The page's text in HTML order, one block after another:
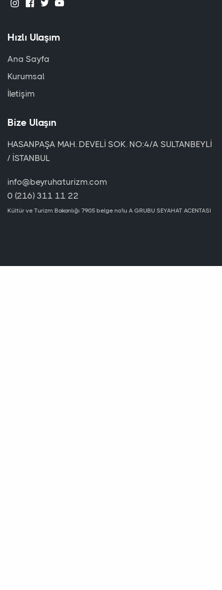
Hızlı Ulaşım
Ana Sayfa
Kurumsal
İletişim
Bize Ulaşın
HASANPAŞA MAH. DEVELİ SOK. NO:4/A SULTANBEYLİ
/ İSTANBUL
info@beyruhaturizm.com
0 (216) 311 11 22
Kültür ve Turizm Bakanlığı 7905 belge no'lu A GRUBU SEYAHAT ACENTASI